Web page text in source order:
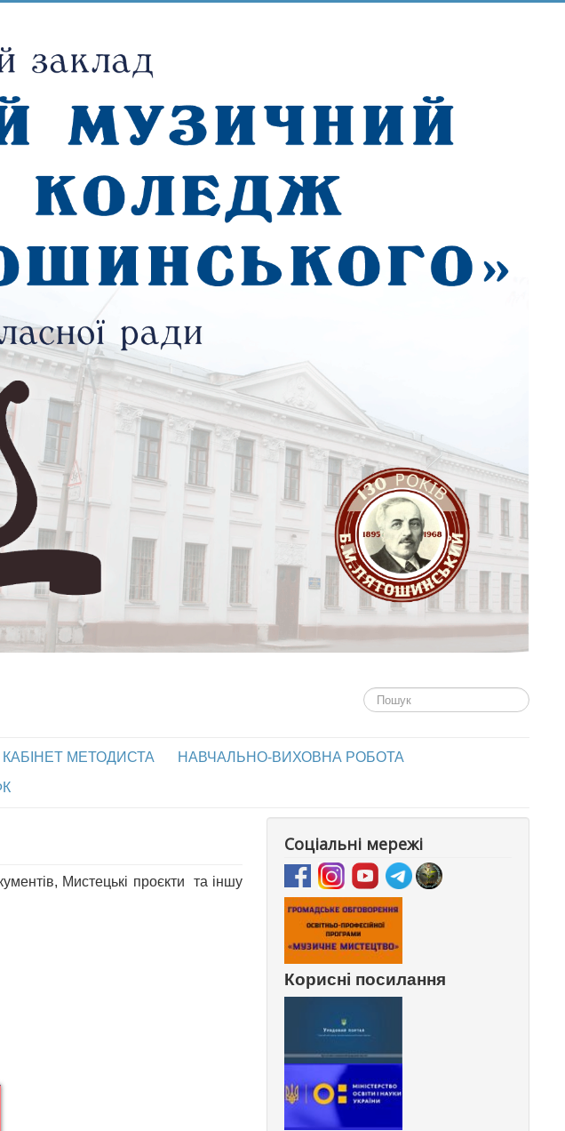
Пошук...
КАБІНЕТ МЕТОДИСТА
НАВЧАЛЬНО-ВИХОВНА РОБОТА
Мистецькі проєкти та іншу
Соціальні мережі
Корисні посилання